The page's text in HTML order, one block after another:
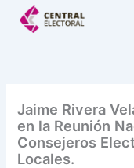
Jaime Rivera
en la Reunión
Consejeros
Locales.